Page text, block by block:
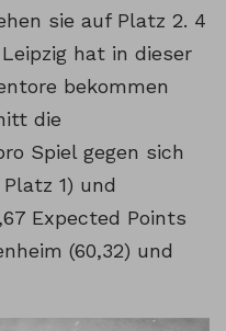
sie auf Platz 2. 4
hat in dieser
bekommen
die
Spiel gegen sich
1) und
Expected Points
(60,32) und